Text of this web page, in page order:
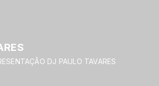
DJ PAULO TAVARES